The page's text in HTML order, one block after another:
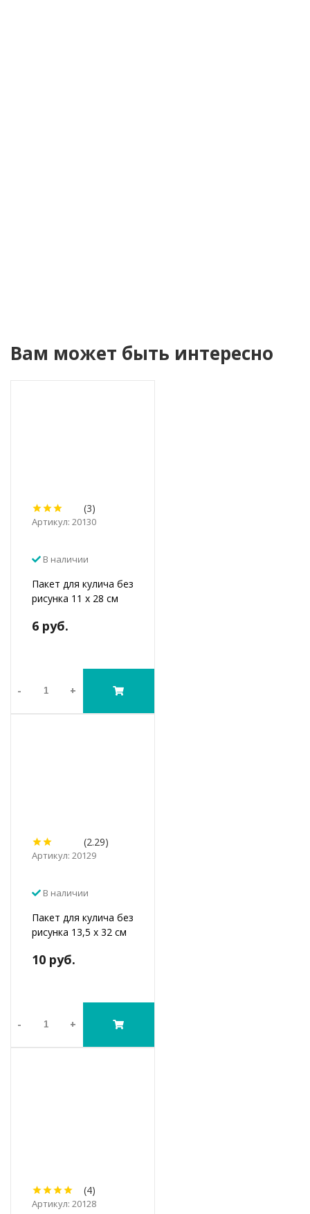
Вам может быть интересно
(3)
Артикул: 20130
В наличии
Пакет для кулича без
рисунка 11 х 28 см
6 руб.
- +
(2.29)
Артикул: 20129
В наличии
Пакет для кулича без
рисунка 13,5 х 32 см
10 руб.
- +
(4)
Артикул: 20128